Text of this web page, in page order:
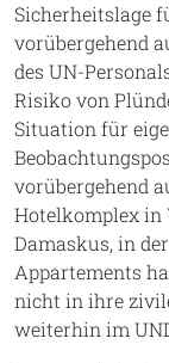
Sicherheitslage
vorübergehend
des UN-
Risiko von
Situation für
vorübergehend
Hotelkomplex in
Damaskus, in
Appartements
nicht in ihre
weiterhin im